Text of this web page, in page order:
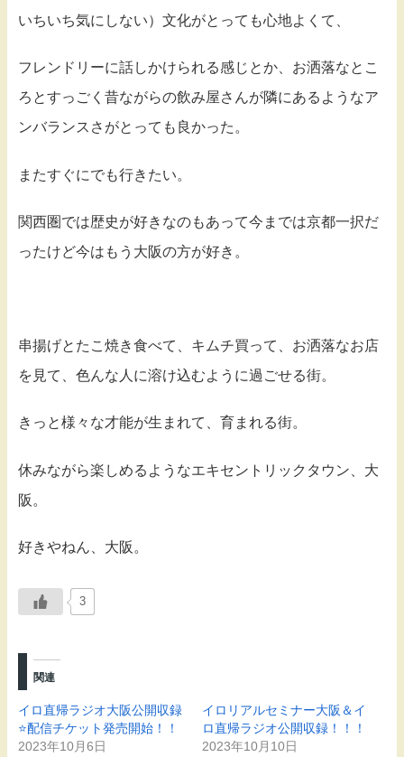
いちいち気にしない）文化がとっても心地よくて、
フレンドリーに話しかけられる感じとか、お洒落なとこ
ろとすっごく昔ながらの飲み屋さんが隣にあるようなア
ンバランスさがとっても良かった。
またすぐにでも行きたい。
関西圏では歴史が好きなのもあって今までは京都一択だ
ったけど今はもう大阪の方が好き。
串揚げとたこ焼き食べて、キムチ買って、お洒落なお店
を見て、色んな人に溶け込むように過ごせる街。
きっと様々な才能が生まれて、育まれる街。
休みながら楽しめるようなエキセントリックタウン、大
阪。
好きやねん、大阪。
3
関連
イロ直帰ラジオ大阪公開収録
⭐️配信チケット発売開始！！
2023年10月6日
イロリアルセミナー大阪＆イ
ロ直帰ラジオ公開収録！！！
2023年10月10日